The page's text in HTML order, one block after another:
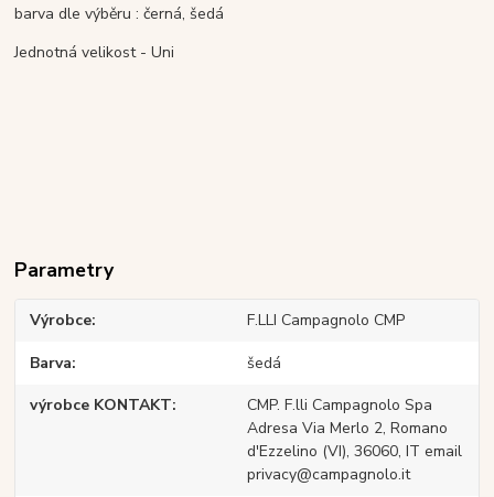
barva dle výběru : černá, šedá
Jednotná velikost - Uni
Parametry
Výrobce F.LLI Campagnolo CMP
Barva šedá
výrobce KONTAKT
CMP. F.lli Campagnolo Spa
Adresa Via Merlo 2, Romano
d'Ezzelino (VI), 36060, IT email
privacy@campagnolo.it